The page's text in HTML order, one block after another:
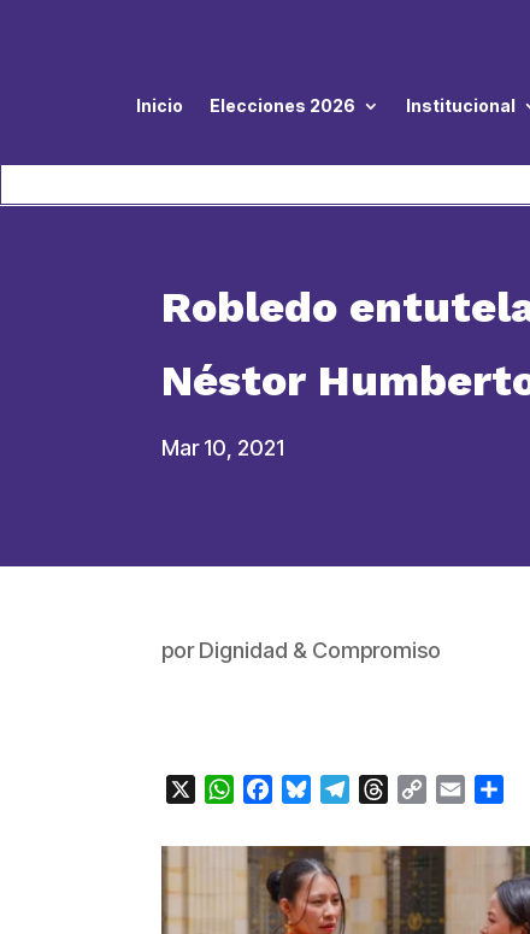
Inicio Elecciones 2026 Institucional
Robledo
Néstor
Mar 10, 2021
porDignidad & Compromiso
WhatsApp
FacebookBlueskyTelegramThreads
Copy Email